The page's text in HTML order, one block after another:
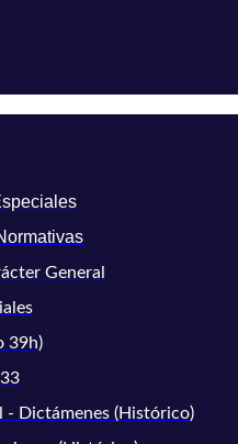
General
39h)
- Dictámenes (Histórico)